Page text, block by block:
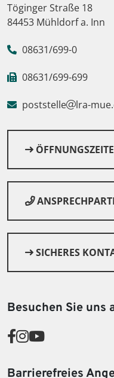
Töginger Straße 18
84453 Mühldorf a. Inn
08631/699-0
08631/699-699
poststelle lra-
SICHERES
Besuchen Sie uns
Barrierefreies